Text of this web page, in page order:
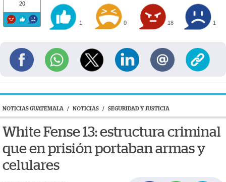
20
1 0 18 1
NOTICIAS GUATEMALA / NOTICIAS / SEGURIDAD Y JUSTICIA
White Fense 13: estructura criminal
que en prisión portaban armas y
celulares